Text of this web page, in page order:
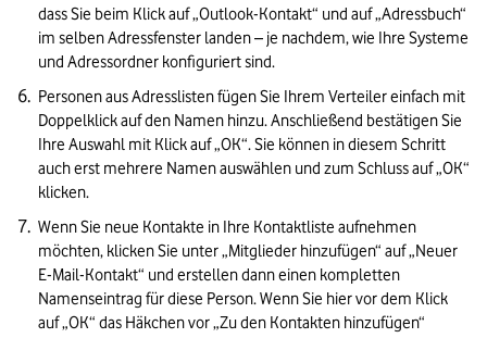
dass Sie beim Klick auf „Outlook-Kontakt“ und auf „Adressbuch“
im selben Adressfenster landen – je nachdem, wie Ihre Systeme
und Adressordner konfiguriert sind.
Personen aus Adresslisten fügen Sie Ihrem Verteiler einfach mit
Doppelklick auf den Namen hinzu. Anschließend bestätigen Sie
Ihre Auswahl mit Klick auf „OK“. Sie können in diesem Schritt
auch erst mehrere Namen auswählen und zum Schluss auf „OK“
klicken.
Wenn Sie neue Kontakte in Ihre Kontaktliste aufnehmen
möchten, klicken Sie unter „Mitglieder hinzufügen“ auf „Neuer
E-Mail-Kontakt“ und erstellen dann einen kompletten
Namenseintrag für diese Person. Wenn Sie hier vor dem Klick
auf „OK“ das Häkchen vor „Zu den Kontakten hinzufügen“